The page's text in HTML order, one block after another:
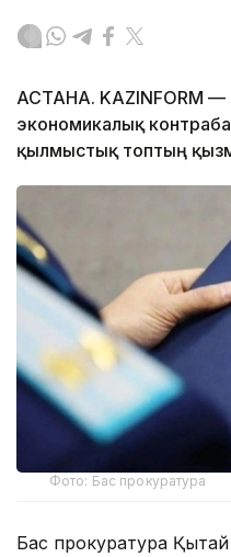
АСТАНА. KAZINFORM —
экономикалық
қылмыстық топтың
Фото: Бас прокуратура
Бас прокуратура